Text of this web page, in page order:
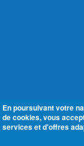
En poursuivant votre
de cookies, vous
services et d'offres